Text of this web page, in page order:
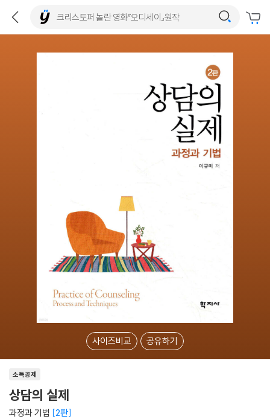
사이즈비교 공유하기
소득공제
상담의 실제
과정과 기법 2판